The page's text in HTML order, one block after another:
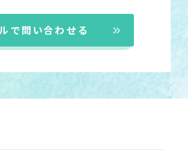
に適しているのは?
違います。
受け、要支援１～２、
、いずれかの判定を受
？
しながら介護サービス
すか？
どの施設に移り住みた
活を送るうえで誰かの
ートが必要ですか？
にご自宅に来てもらい
を受けていますか？
たいですか？
したいですか？
・要介護１～２です
ですか？
で問い合わせる